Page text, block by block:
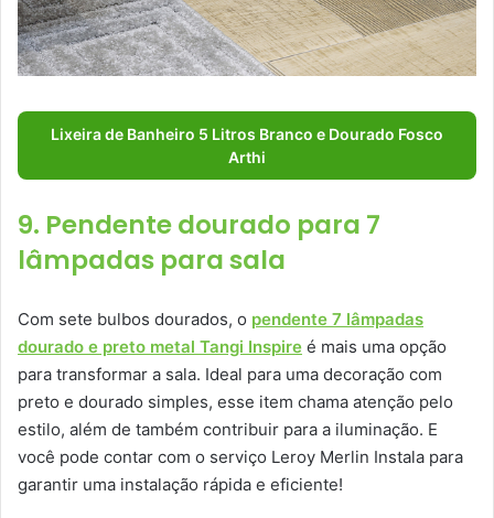
Lixeira de Banheiro 5 Litros Branco e Dourado Fosco
Arthi
9. Pendente dourado para 7
lâmpadas para sala
Com sete bulbos dourados, o pendente 7 lâmpadas
dourado e preto metal Tangi Inspire é mais uma opção
para transformar a sala. Ideal para uma decoração com
preto e dourado simples, esse item chama atenção pelo
estilo, além de também contribuir para a iluminação. E
você pode contar com o serviço Leroy Merlin Instala para
garantir uma instalação rápida e eficiente!